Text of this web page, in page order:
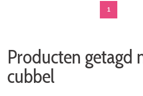
1
Producten getagd
cubbel